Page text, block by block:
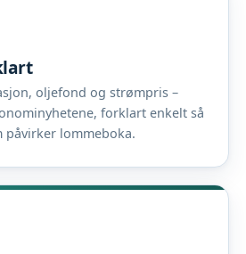
oljefond og strømpris –
forklart enkelt så
påvirker lommeboka.